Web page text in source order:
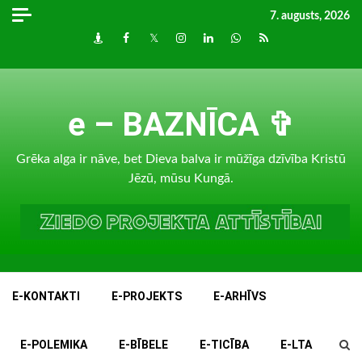
Skip
7. augusts, 2026
DraugiemFacebook
TwitterInstagram
LinkedInwhatsapp
RSS
e – BAZNĪCA ✞
Grēka alga ir nāve, bet Dieva balva ir mūžīga dzīvība Kristū
Jēzū, mūsu Kungā.
E-KONTAKTI E-PROJEKTS E-ARHĪVS
E-POLEMIKA E-BĪBELE E-TICĪBA E-LTA